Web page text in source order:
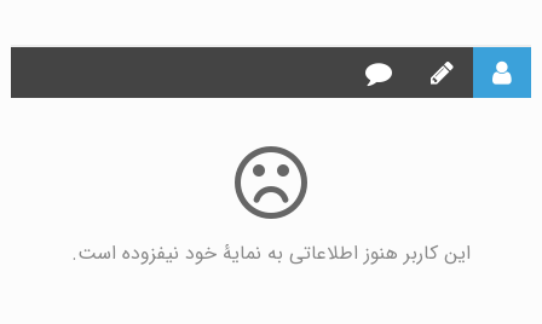
این کاربر هنوز اطلاعاتی به نمایۀ خود نیفزوده است.